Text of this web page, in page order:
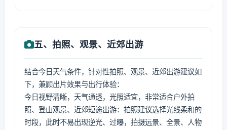
五、拍照、观景、近郊出游
结合今日天气条件，针对性拍照、观景、近郊出游建议如
下，兼顾出片效果与出行体验：
今日视野清晰，天气通透，光照适宜，非常适合户外拍
照、登山观景、近郊短途出游：拍照建议选择光线柔和的
时段，此时不易出现逆光、过曝，拍摄远景、全景、人物